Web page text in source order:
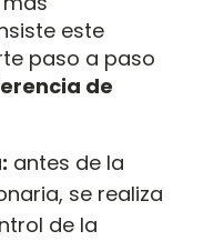
este
paso a paso
de
antes de la
se realiza
de la